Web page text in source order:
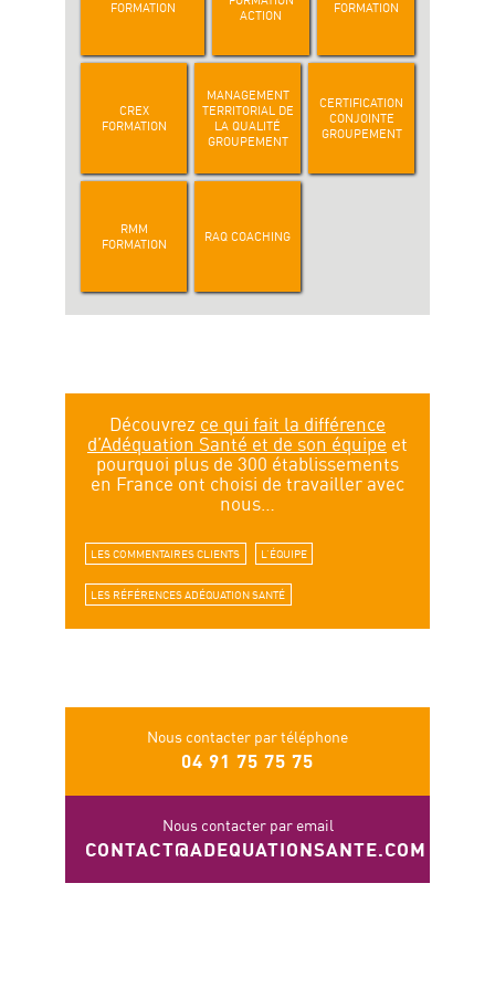
FORMATION
ACTION
FORMATION
CREX
FORMATION
MANAGEMENT
TERRITORIAL DE
LA QUALITÉ
GROUPEMENT
CERTIFICATION
CONJOINTE
GROUPEMENT
RMM
FORMATION
RAQ COACHING
Découvrez ce qui fait la différence
d’Adéquation Santé et de son équipe et
pourquoi plus de 300 établissements
en France ont choisi de travailler avec
nous…
LES COMMENTAIRES CLIENTS L’ÉQUIPE
LES RÉFÉRENCES ADÉQUATION SANTÉ
Nous contacter par téléphone
04 91 75 75 75
Nous contacter par email
CONTACT@ADEQUATIONSANTE.COM